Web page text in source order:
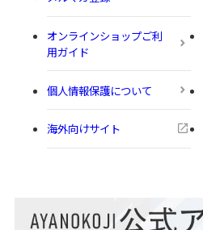
オンラインショップご利
用ガイド
個人情報保護について
海外向けサイト